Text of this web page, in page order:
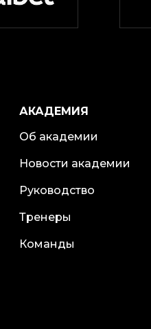
АКАДЕМИЯ
Об академии
Новости академии
Руководство
Тренеры
Команды